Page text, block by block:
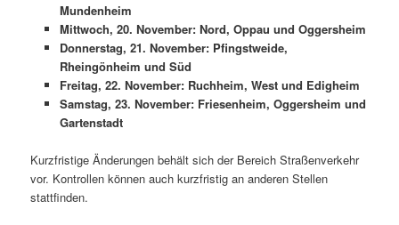
Mundenheim
Mittwoch, 20. November: Nord, Oppau und Oggersheim
Donnerstag, 21. November: Pfingstweide,
Rheingönheim und Süd
Freitag, 22. November: Ruchheim, West und Edigheim
Samstag, 23. November: Friesenheim, Oggersheim und
Gartenstadt
Kurzfristige Änderungen behält sich der Bereich Straßenverkehr
vor. Kontrollen können auch kurzfristig an anderen Stellen
stattfinden.